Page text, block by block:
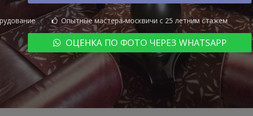
Опытные мастера-москвичи с 25 летним стажем
ОЦЕНКА ПО ФОТО ЧЕРЕЗ WHATSAPP